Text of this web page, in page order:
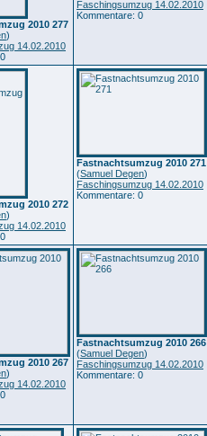
2010 277
)
14.02.2010
Faschingsumzug 14.02.2010
Kommentare: 0
2010 272
)
14.02.2010
Fastnachtsumzug 2010 271
(Samuel Degen)
Faschingsumzug 14.02.2010
Kommentare: 0
2010 267
)
14.02.2010
Fastnachtsumzug 2010 266
(Samuel Degen)
Faschingsumzug 14.02.2010
Kommentare: 0